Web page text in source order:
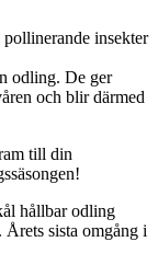
odling. De ger
och blir därmed
till din
sista omgång i